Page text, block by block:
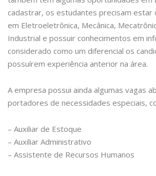
cadastrar, os estudantes precisam estar
em Eletroeletrônica, Mecânica,
Industrial e possuir conhecimentos em
considerado como um diferencial os
possuírem experiência anterior na área.
A empresa possui ainda algumas vagas
portadores de necessidades especiais,
– Auxiliar de Estoque
– Auxiliar Administrativo
– Assistente de Recursos Humanos